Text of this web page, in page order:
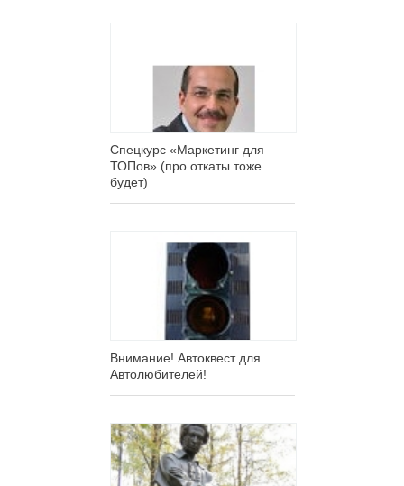
Спецкурс «Маркетинг для
ТОПов» (про откаты тоже
будет)
Внимание! Автоквест для
Автолюбителей!